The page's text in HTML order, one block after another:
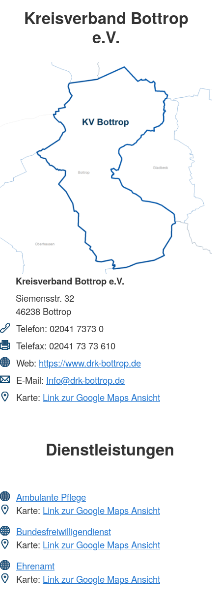
Kreisverband Bottrop
e.V.
Kreisverband Bottrop e.V.
Siemensstr. 32
46238 Bottrop
Telefon: 02041 7373 0
Telefax: 02041 73 73 610
Web: https://www.drk-bottrop.de
E-Mail: Info@drk-bottrop.de
Karte: Link zur Google Maps Ansicht
Dienstleistungen
Ambulante Pflege
Karte: Link zur Google Maps Ansicht
Bundesfreiwilligendienst
Karte: Link zur Google Maps Ansicht
Ehrenamt
Karte: Link zur Google Maps Ansicht